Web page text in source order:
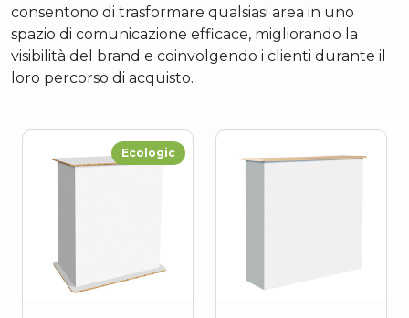
consentono di trasformare qualsiasi area in uno
spazio di comunicazione efficace, migliorando la
visibilità del brand e coinvolgendo i clienti durante il
loro percorso di acquisto.
Ecologic